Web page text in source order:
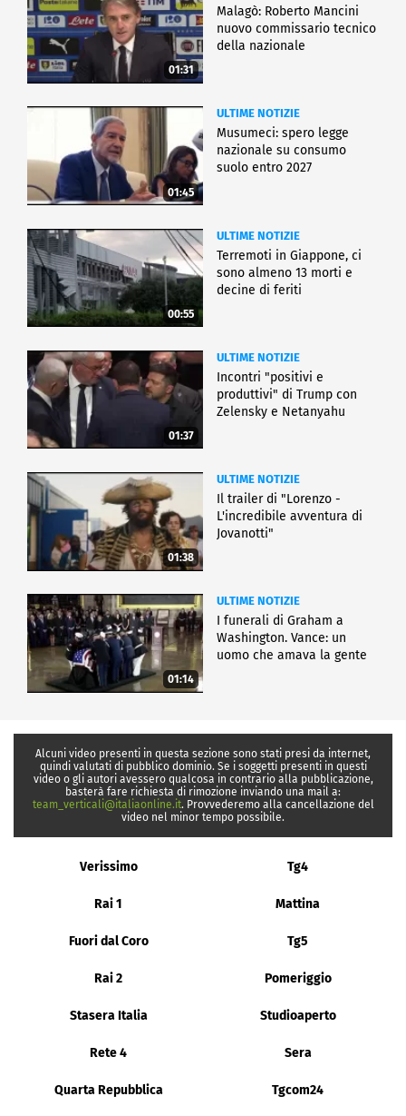
01:31
Malagò: Roberto Mancini
nuovo commissario tecnico
della nazionale
01:45
ULTIME NOTIZIE
Musumeci: spero legge
nazionale su consumo
suolo entro 2027
00:55
ULTIME NOTIZIE
Terremoti in Giappone, ci
sono almeno 13 morti e
decine di feriti
01:37
ULTIME NOTIZIE
Incontri "positivi e
produttivi" di Trump con
Zelensky e Netanyahu
01:38
ULTIME NOTIZIE
Il trailer di "Lorenzo -
L'incredibile avventura di
Jovanotti"
01:14
ULTIME NOTIZIE
I funerali di Graham a
Washington. Vance: un
uomo che amava la gente
Alcuni video presenti in questa sezione sono stati presi da internet,
quindi valutati di pubblico dominio. Se i soggetti presenti in questi
video o gli autori avessero qualcosa in contrario alla pubblicazione,
basterà fare richiesta di rimozione inviando una mail a:
team_verticali@italiaonline.it. Provvederemo alla cancellazione del
video nel minor tempo possibile.
Verissimo Tg4
Rai 1 Mattina
Fuori dal Coro Tg5
Rai 2 Pomeriggio
Stasera Italia Studioaperto
Rete 4 Sera
Quarta Repubblica Tgcom24